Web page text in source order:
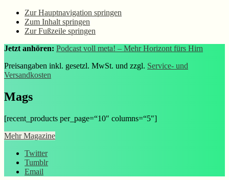
Zur Hauptnavigation springen
Zum Inhalt springen
Zur Fußzeile springen
Jetzt anhören: Podcast voll meta! – Mehr Horizont fürs Hirn
Preisangaben inkl. gesetzl. MwSt. und zzgl. Service- und
Versandkosten
Mags
[recent_products per_page=“10″ columns=“5″]
Mehr Magazine
Twitter
Tumblr
Email